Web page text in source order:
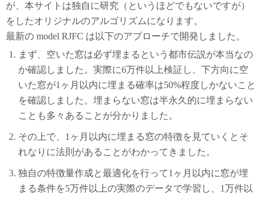
が、本サイトは独自に研究（というほどでもないですが）
をしたオリジナルのアルゴリズムになります。
最新の model RJFC は以下のアプローチで開発しました。
まず、空いた窓は必ず埋まるという都市伝説が本当なの
か確認しました。実際に6万件以上検証し、下方向に空
いた窓が1ヶ月以内に埋まる確率は50%程度しかないこと
を確認しました。埋まらない窓は半永久的に埋まらない
ことも多々あることが分かりました。
その上で、1ヶ月以内に埋まる窓の特徴を見ていくとそ
れなりに法則があることがわかってきました。
独自の特徴量作成と最適化を行って1ヶ月以内に窓が埋
まる条件を5万件以上の実際のデータで学習し、1万件以